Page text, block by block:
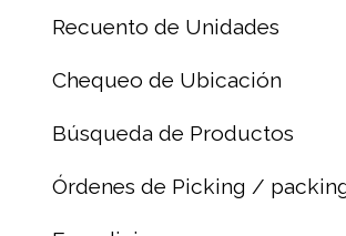
Recuento de Unidades
Chequeo de Ubicación
Búsqueda de Productos
Órdenes de Picking /